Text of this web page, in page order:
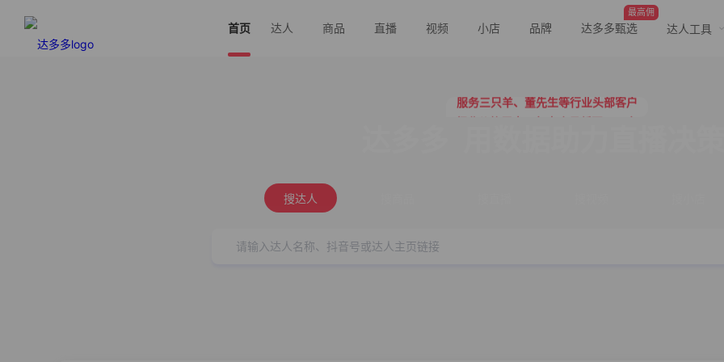
首页 达人 商品 直播 视频 小店 品牌
最高佣
达多多甄选 达人工具
行业价格屠夫，年卡会员低至798/年
搜达人